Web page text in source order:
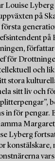
Louise
på
första
på
för
och
stora
sitt liv och
in för pengar.
Lyberg
konstälskare,